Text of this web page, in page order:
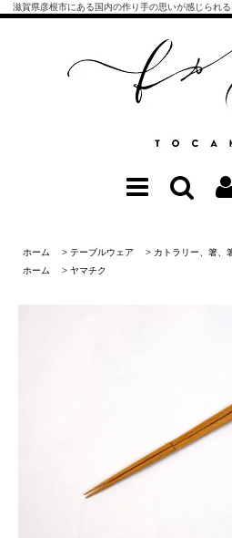
滋賀県彦根市にある国内の作り手の思いが感じられ
ホーム > テーブルウェア > カトラリー、箸、
ホーム
> ヤマチク